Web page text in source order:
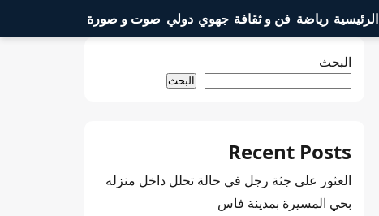
الرئيسية رياضة فن و ثقافة جهوي دولي صوت و صورة
البحث
البحث
Recent Posts
العثور على جثة رجل في حالة تحلل داخل منزله
بحي المسيرة بمدينة فاس